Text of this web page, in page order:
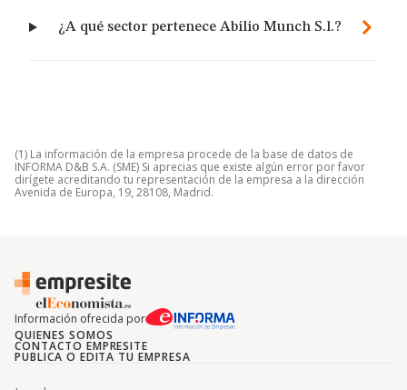
¿A qué sector pertenece Abilio Munch S.l.?
(1) La información de la empresa procede de la base de datos de
INFORMA D&B S.A. (SME) Si aprecias que existe algún error por favor
dirígete acreditando tu representación de la empresa a la dirección
Avenida de Europa, 19, 28108, Madrid.
Información ofrecida por
QUIENES SOMOS
CONTACTO EMPRESITE
PUBLICA O EDITA TU EMPRESA